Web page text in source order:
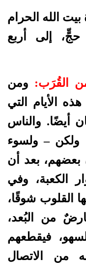
الله الحرام
إلى أربع
القُرَب: ومن
الأيام التي
أيضًا. والناس
ولكن – ولسوء
بعد أن
الكعبة، وفي
القلوب شوقًا،
من البُعد،
فيقطعهم
من الاتصال